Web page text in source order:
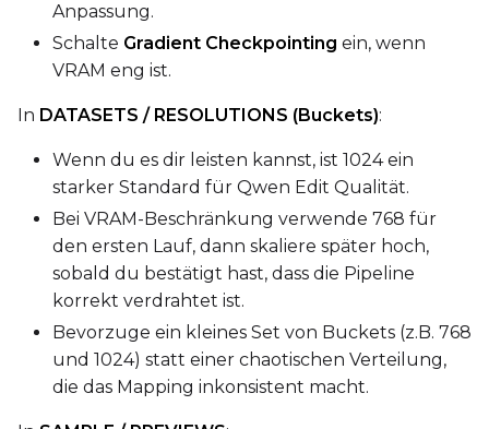
Anpassung.
Schalte Gradient Checkpointing ein, wenn
VRAM eng ist.
In DATASETS / RESOLUTIONS (Buckets):
Wenn du es dir leisten kannst, ist 1024 ein
starker Standard für Qwen Edit Qualität.
Bei VRAM-Beschränkung verwende 768 für
den ersten Lauf, dann skaliere später hoch,
sobald du bestätigt hast, dass die Pipeline
korrekt verdrahtet ist.
Bevorzuge ein kleines Set von Buckets (z.B. 768
und 1024) statt einer chaotischen Verteilung,
die das Mapping inkonsistent macht.